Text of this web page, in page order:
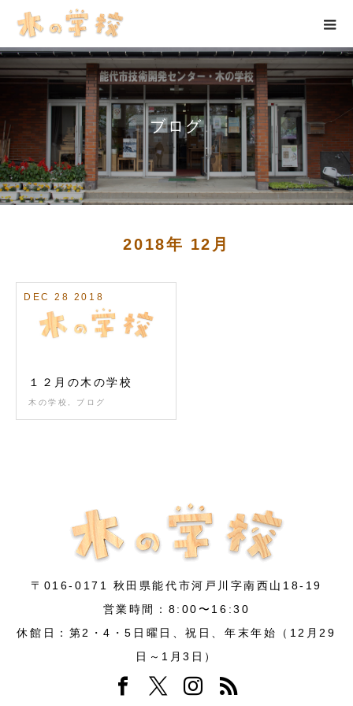
ブログ
2018年 12月
DEC 28 2018
１２月の木の学校
木の学校 ブログ
〒016-0171 秋田県能代市河戸川字南西山18-19
営業時間：8:00〜16:30
休館日：第2・4・5日曜日、祝日、年末年始（12月29
日～1月3日）